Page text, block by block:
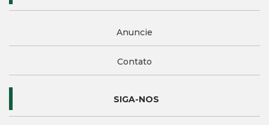
Anuncie
Contato
SIGA-NOS